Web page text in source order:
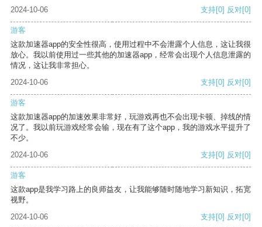
2024-10-06 支持[0] 反对[0]
游客
这款加速器app的安全性很高，使用过程中不会泄露个人信息，这让我很
放心。我以前使用过一些其他的加速器app，经常会出现个人信息泄露的
情况，这让我非常担心。
2024-10-06
支持[0] 反对[0]
游客
这款加速器app的加速效果非常好，玩游戏再也不会出现卡顿、掉线的情
况了。我以前玩游戏经常会输，现在有了这个app，我的游戏水平提升了
不少。
2024-10-06
支持[0] 反对[0]
游客
这款app是我学习路上的良师益友，让我能够随时随地学习新知识，拓宽
视野。
2024-10-06
支持[0] 反对[0]